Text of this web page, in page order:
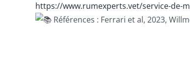
https://www.rumexperts.vet/service-de-
Références : Ferrari et al, 2023,